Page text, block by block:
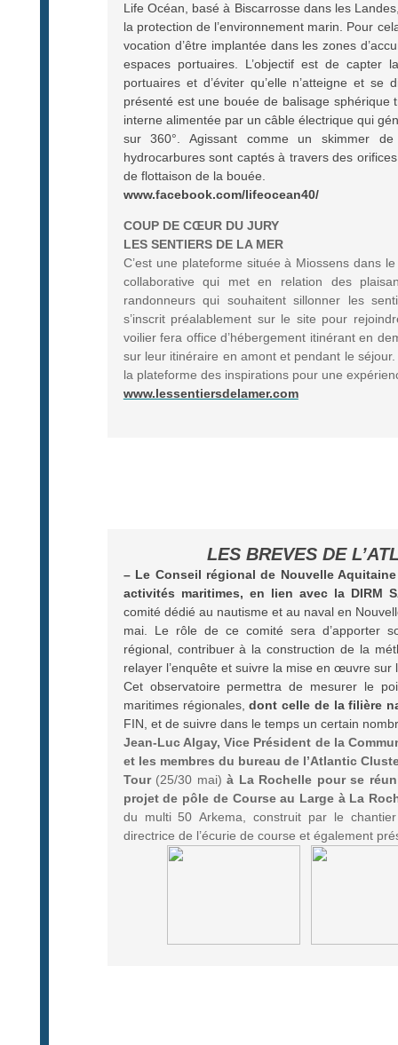
Life Océan, basé à Biscarrosse dans les
la protection de l’environnement marin. Pour
vocation d’être implantée dans les zones
espaces portuaires. L’objectif est de capter
portuaires et d’éviter qu’elle n’atteigne et
présenté est une bouée de balisage sphérique
interne alimentée par un câble électrique qui
sur 360°. Agissant comme un skimmer
hydrocarbures sont captés à travers des
de flottaison de la bouée.
www.facebook.com/lifeocean40/
COUP DE CŒUR DU JURY
LES SENTIERS DE LA MER
C’est une plateforme située à Miossens dans
collaborative qui met en relation des
randonneurs qui souhaitent sillonner les
s’inscrit préalablement sur le site pour
voilier fera office d’hébergement itinérant en
sur leur itinéraire en amont et pendant le
la plateforme des inspirations pour une
www.lessentiersdelamer.com
LES BREVES DE
– Le Conseil régional de Nouvelle
activités maritimes, en lien avec la DIRM
comité dédié au nautisme et au naval en
mai. Le rôle de ce comité sera d’apporter
régional, contribuer à la construction de la
relayer l’enquête et suivre la mise en œuvre sur
Cet observatoire permettra de mesurer le
maritimes régionales,dont celle de la filière
FIN, et de suivre dans le temps un certain
Jean-Luc Algay, Vice Président de la
et les membres du bureau de l’Atlantic
Tour (25/30 mai) à La Rochelle pour se
projet de pôle de Course au Large à La
du multi 50 Arkema, construit par le
directrice de l’écurie de course et également